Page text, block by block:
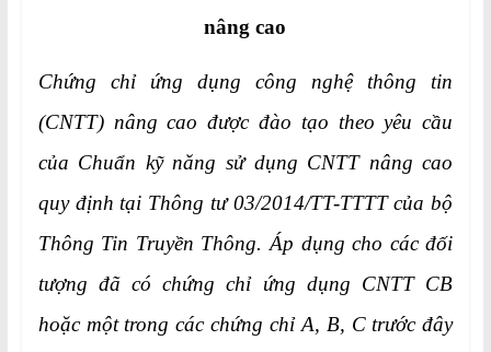
nâng cao
Chứng chỉ ứng dụng công nghệ thông tin
(CNTT) nâng cao được đào tạo theo yêu cầu
của Chuẩn kỹ năng sử dụng CNTT nâng cao
quy định tại Thông tư 03/2014/TT-TTTT của bộ
Thông Tin Truyền Thông. Áp dụng cho các đối
tượng đã có chứng chỉ ứng dụng CNTT CB
hoặc một trong các chứng chỉ A, B, C trước đây